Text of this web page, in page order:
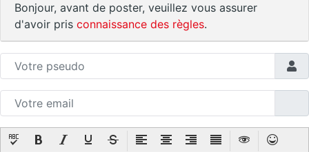
Bonjour, avant de poster, veuillez vous assurer
d'avoir pris connaissance des règles.